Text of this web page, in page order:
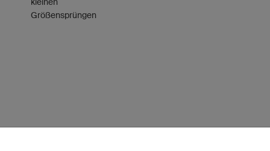
Größensprüngen